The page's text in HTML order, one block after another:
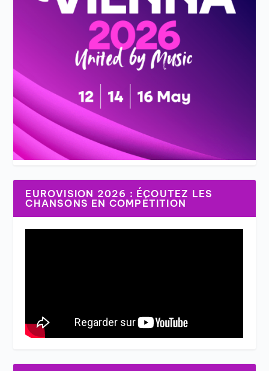
EUROVISION 2026 : ÉCOUTEZ LES
CHANSONS EN COMPÉTITION